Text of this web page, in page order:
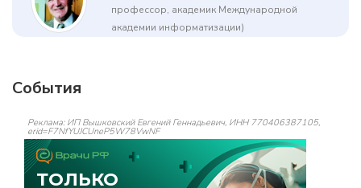
профессор, академик Международной
академии информатизации)
События
Реклама: ИП Вышковский Евгений Геннадьевич, ИНН 770406387105,
erid=F7NfYUJCUneP5W78VwNF